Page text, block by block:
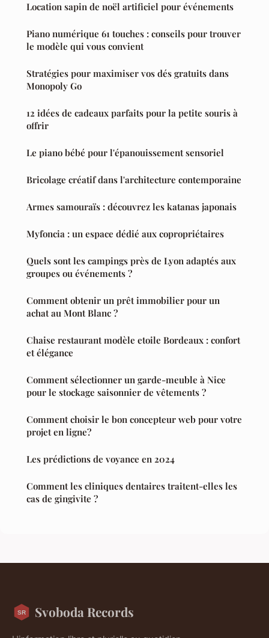
Location sapin de noël artificiel pour événements
Piano numérique 61 touches : conseils pour trouver
le modèle qui vous convient
Stratégies pour maximiser vos dés gratuits dans
Monopoly Go
12 idées de cadeaux parfaits pour la petite souris à
offrir
Le piano bébé pour l'épanouissement sensoriel
Bricolage créatif dans l'architecture contemporaine
Armes samouraïs : découvrez les katanas japonais
Myfoncia : un espace dédié aux copropriétaires
Quels sont les campings près de Lyon adaptés aux
groupes ou événements ?
Comment obtenir un prêt immobilier pour un
achat au Mont Blanc ?
Chaise restaurant modèle etoile Bordeaux : confort
et élégance
Comment sélectionner un garde-meuble à Nice
pour le stockage saisonnier de vêtements ?
Comment choisir le bon concepteur web pour votre
projet en ligne?
Les prédictions de voyance en 2024
Comment les cliniques dentaires traitent-elles les
cas de gingivite ?
Svoboda Records